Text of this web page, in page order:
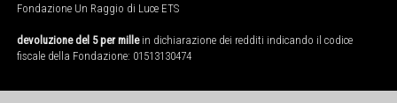
Fondazione Un Raggio di Luce ETS
devoluzione del 5 per millein dichiarazione dei redditi indicando il codice
fiscale della Fondazione: 01513130474